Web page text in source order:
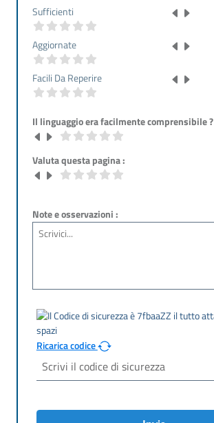
Sufficienti
Aggiornate
Facili Da Reperire
Il linguaggio era facilmente comprensibile ?
Valuta questa pagina :
Note e osservazioni :
Ricarica codice